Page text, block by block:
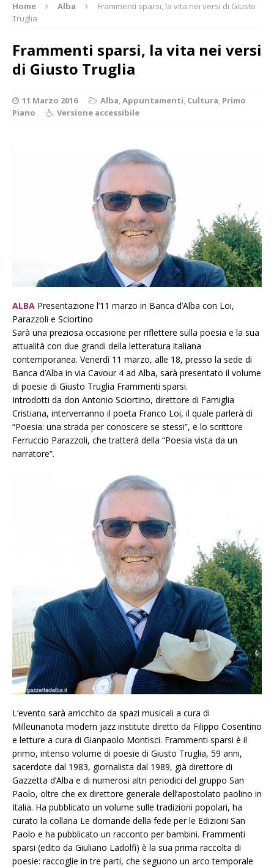
Home Alba
Frammenti sparsi, la vita nei versi di Giusto
Truglia
Frammenti sparsi, la vita nei versi
di Giusto Truglia
11 Marzo 2016 Alba,Appuntamenti, Cultura, Primo
Piano
Versione accessibile
ALBA Presentazione l’11 marzo in Banca d’Alba con Loi,
Parazzoli e Sciortino
Sarà una preziosa occasione per riflettere sulla poesia e la sua
attualità con due grandi della letteratura italiana
contemporanea. Venerdì 11 marzo, alle 18, presso la sede di
Banca d’Alba in via Cavour 4 ad Alba, sarà presentato il volume
di poesie di Giusto Truglia Frammenti sparsi.
Introdotti da don Antonio Sciortino, direttore di Famiglia
Cristiana, interverranno il poeta Franco Loi, il quale parlerà di
“Poesia: una strada per conoscere se stessi”, e lo scrittore
Ferruccio Parazzoli, che tratterà della “Poesia vista da un
narratore”.
L’evento sarà arricchito da spazi musicali a cura di
Milleunanota modern jazz institute diretto da Filippo Cosentino
e letture a cura di Gianpaolo Montisci. Frammenti sparsi è il
primo, intenso volume di poesie di Giusto Truglia, 59 anni,
sacerdote dal 1983, giornalista dal 1989, già direttore di
Gazzetta d’Alba e di numerosi altri periodici del gruppo San
Paolo, oltre che ex direttore generale dell’apostolato paolino in
Italia. Ha pubblicato un volume sulle tradizioni popolari, ha
curato la collana Le domande della fede per le Edizioni San
Paolo e ha pubblicato un racconto per bambini. Frammenti
sparsi (edito da Giuliano Ladolfi) è la sua prima raccolta di
poesie: raccoglie in tre parti, che seguono un arco temporale